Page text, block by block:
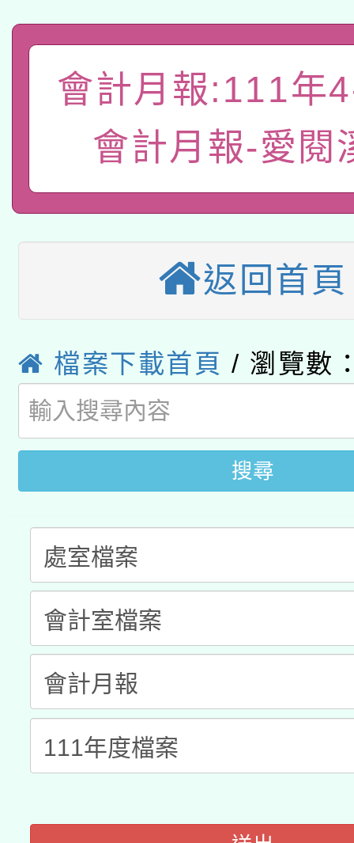
礎課程
「數位內容與教學軟體
有關大陸委員會函釋公
薪期間赴陸應申請許可
轉知經濟部水利署委託
業技術研究院辦理「
用水績優單位及節水達
115年8月22日(星期六
桃園市孔廟祈福系列
開 智慧啟航」
本校115學年度第2次
招甄選結果公告(無人
招)
適應運動共學行動站研
本館辦理115年度閱讀
暨閱讀推動專業研習
科技賦能─人工智慧
礎課程
A3數位素養講師名單
「數位內容與教學軟
薪期間赴陸應申請許可
轉知經濟部水利署委託
業技術研究院辦理「
用水績優單位及節水達
動」
115年8月22日(星期六
桃園市孔廟祈福系列
開 智慧啟航」
2026年桃園地景藝術
會計月報:111年
會計月報-愛閱
返回首頁
檔案下載首頁 / 瀏覽數
搜尋